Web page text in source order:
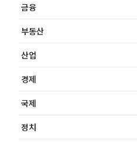
금융
부동산
산업
경제
국제
정치